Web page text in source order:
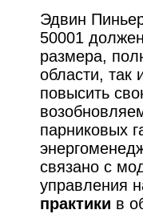
Эдвин
50001
размера,
области, так
повысить
парниковых
связано с
управления
практики в